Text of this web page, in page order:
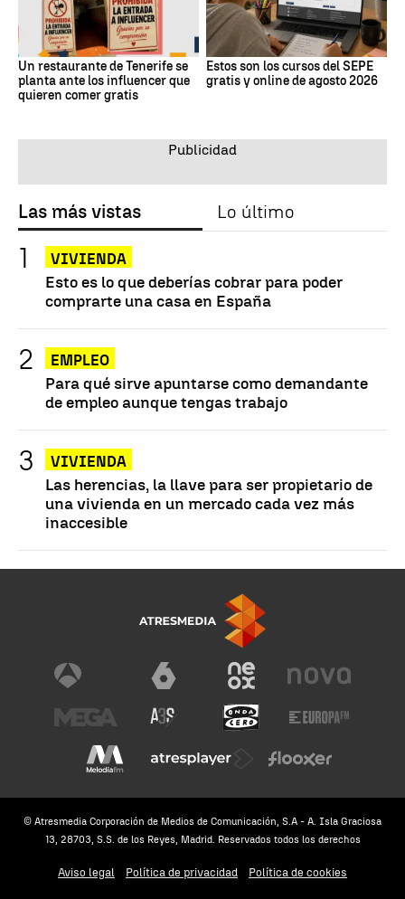
Un restaurante de Tenerife se
planta ante los influencer que
quieren comer gratis
Estos son los cursos del SEPE
gratis y online de agosto 2026
Las más vistas Lo último
VIVIENDA
Esto es lo que deberías cobrar para poder
comprarte una casa en España
EMPLEO
Para qué sirve apuntarse como demandante
de empleo aunque tengas trabajo
VIVIENDA
Las herencias, la llave para ser propietario de
una vivienda en un mercado cada vez más
inaccesible
© Atresmedia Corporación de Medios de Comunicación, S.A - A. Isla Graciosa
13, 28703, S.S. de los Reyes, Madrid. Reservados todos los derechos
Aviso legal Política de privacidad Política de cookies